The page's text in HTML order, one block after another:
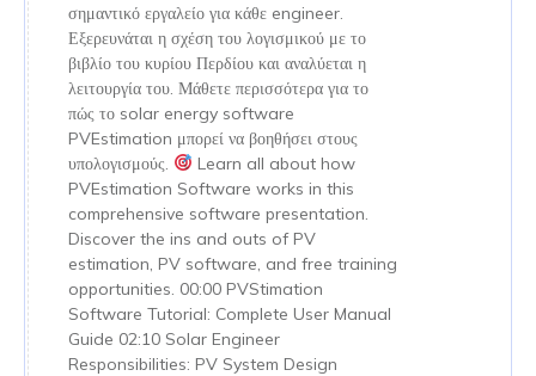
σημαντικό εργαλείο για κάθε engineer.
Εξερευνάται η σχέση του λογισμικού με το
βιβλίο του κυρίου Περδίου και αναλύεται η
λειτουργία του. Μάθετε περισσότερα για το
πώς το solar energy software
PVEstimation μπορεί να βοηθήσει στους
υπολογισμούς.
Learn all about how
PVEstimation Software works in this
comprehensive software presentation.
Discover the ins and outs of PV
estimation, PV software, and free training
opportunities. 00:00 PVStimation
Software Tutorial: Complete User Manual
Guide 02:10 Solar Engineer
Responsibilities: PV System Design